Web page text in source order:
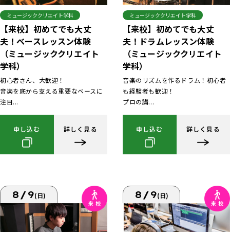
ミュージッククリエイト学科
【来校】初めてでも大丈
夫！ベースレッスン体験
（ミュージッククリエイト
学科）
初心者さん、大歓迎！
音楽を底から支える重要なベースに
注目...
申し込む 詳しく見る
ミュージッククリエイト学科
【来校】初めてでも大丈
夫！ドラムレッスン体験
（ミュージッククリエイト
学科）
音楽のリズムを作るドラム！初心者
も経験者も歓迎！
プロの講...
申し込む 詳しく見る
8/9(日) 8/9(日)